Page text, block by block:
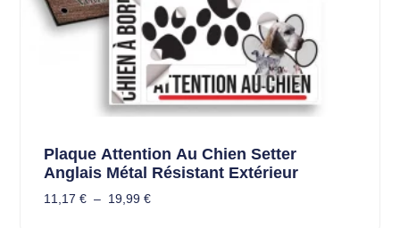
Plaque Attention Au Chien Setter
Anglais Métal Résistant Extérieur
11,17 € – 19,99 €